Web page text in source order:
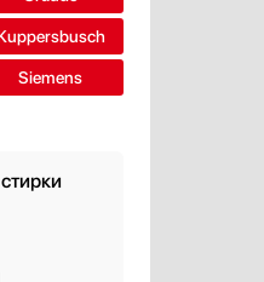
Siemens